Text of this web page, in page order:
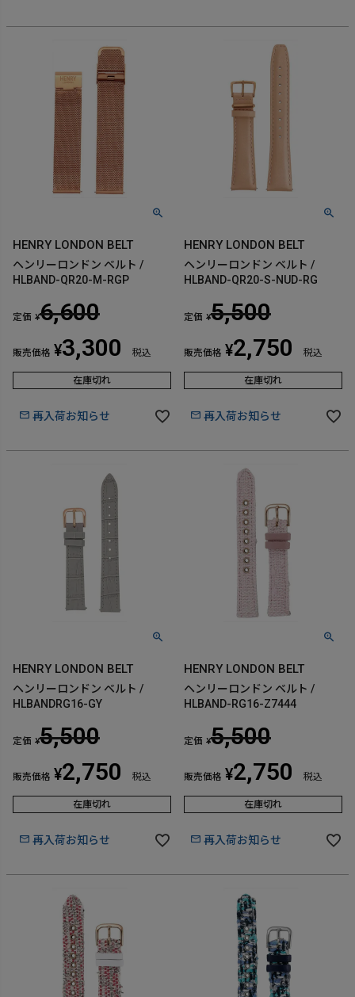
HENRY LONDON BELT
ヘンリーロンドン ベルト /
HLBAND-QR20-M-RGP
定価 ¥6,600
販売価格 ¥3,300 税込
在庫切れ
再入荷お知らせ
HENRY LONDON BELT
ヘンリーロンドン ベルト /
HLBAND-QR20-S-NUD-RG
定価 ¥5,500
販売価格 ¥2,750 税込
在庫切れ
再入荷お知らせ
HENRY LONDON BELT
ヘンリーロンドン ベルト /
HLBANDRG16-GY
定価 ¥5,500
販売価格 ¥2,750 税込
在庫切れ
再入荷お知らせ
HENRY LONDON BELT
ヘンリーロンドン ベルト /
HLBAND-RG16-Z7444
定価 ¥5,500
販売価格 ¥2,750 税込
在庫切れ
再入荷お知らせ